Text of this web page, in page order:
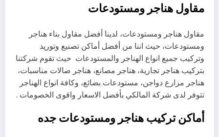
مقاول هناجر ومستودعات
مقاول هناجر ومستودعات، لدينا أفضل مقاول بناء هناجر
ومستودعات، حيث اننا من أفضل أماكن تصنيع وتوريد
وتركيب جميع انواع الهناجر والمستودعات حيث تقوم شركتنا
بتركيب هناجر تجارية، هناجر مصانع، هناجر صالات مناسبات،
هناجر مزارع دواجن، مستودعات بضائع، وكافة انواع الهناجر
تتوفر لدى شركة المالكي بأفضل الاسعار واقوى الخصومات .
أماكن تركيب هناجر ومستودعات جده